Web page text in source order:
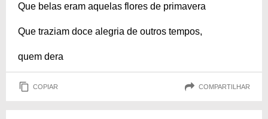
Que belas eram aquelas flores de primavera
Que traziam doce alegria de outros tempos,
quem dera
COPIAR COMPARTILHAR